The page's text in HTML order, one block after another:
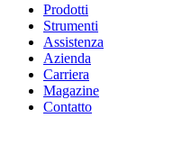
Prodotti
Strumenti
Assistenza
Azienda
Carriera
Magazine
Contatto